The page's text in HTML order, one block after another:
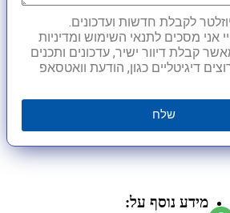
לקבלת חדשות ועדכונים.
מסכים לתנאי השימוש ומדיניות
קבלת דיוור ישיר, עדכונים ותכנים
דיגיטליים כגון, הודעת וואטסאפ
שלח
מידע נוסף על: